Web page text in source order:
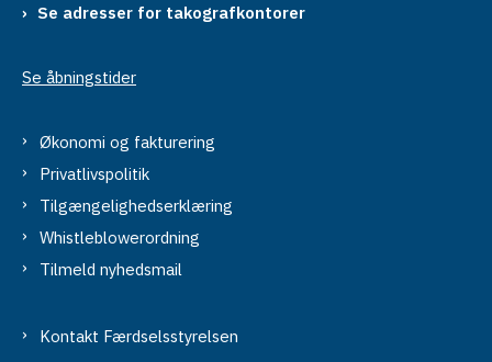
Se adresser for takografkontorer
Se åbningstider
Økonomi og fakturering
Privatlivspolitik
Tilgængelighedserklæring
Whistleblowerordning
Tilmeld nyhedsmail
Kontakt Færdselsstyrelsen